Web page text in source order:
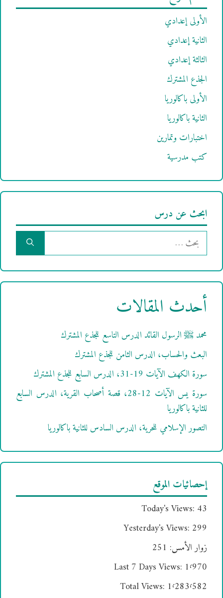
الأولى إعدادي
الثانية إعدادي
الثالثة إعدادي
الجذع المشترك
الأولى باكالوريا
الثانية باكالوريا
اختبارات وتمارين
كتب مدرسية
ابحث عن درس
البحث
عن:
أحدث المقالات
محمد ﷺ الرسول القائد الدرس التاسع للجذع المشترك
البعث والحساب، الدرس الثامن للجذع المشترك
سورة الكهف الآيات 19-31، الدرس السابع للجذع المشترك
سورة يس الآيات 12-28، قصة أصحاب القرية، الدرس السابع
للثانية باكالوريا
التصور الإسلامي للحرية، الدرس السادس للثانية باكالوريا
إحصائيات الموقع
Today's Views: 43
Yesterday's Views: 299
زوار الأمس: 251
Last 7 Days Views: 1٬970
Total Views: 1٬283٬582